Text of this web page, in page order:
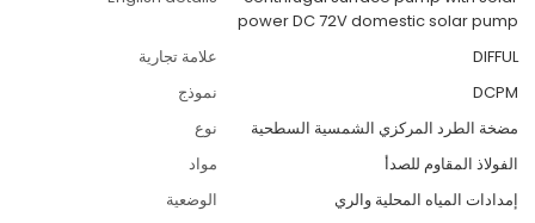
power DC 72V domestic solar pump
علامة تجارية
DIFFUL
نموذج
DCPM
نوع
مضخة الطرد المركزي الشمسية السطحية
مواد
الفولاذ المقاوم للصدأ
الوضعية
إمدادات المياه المحلية والري